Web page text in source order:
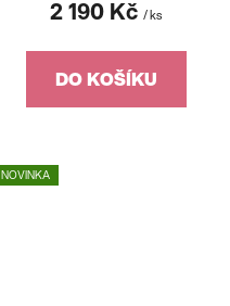
2 190 Kč / ks
DO KOŠÍKU
NOVINKA